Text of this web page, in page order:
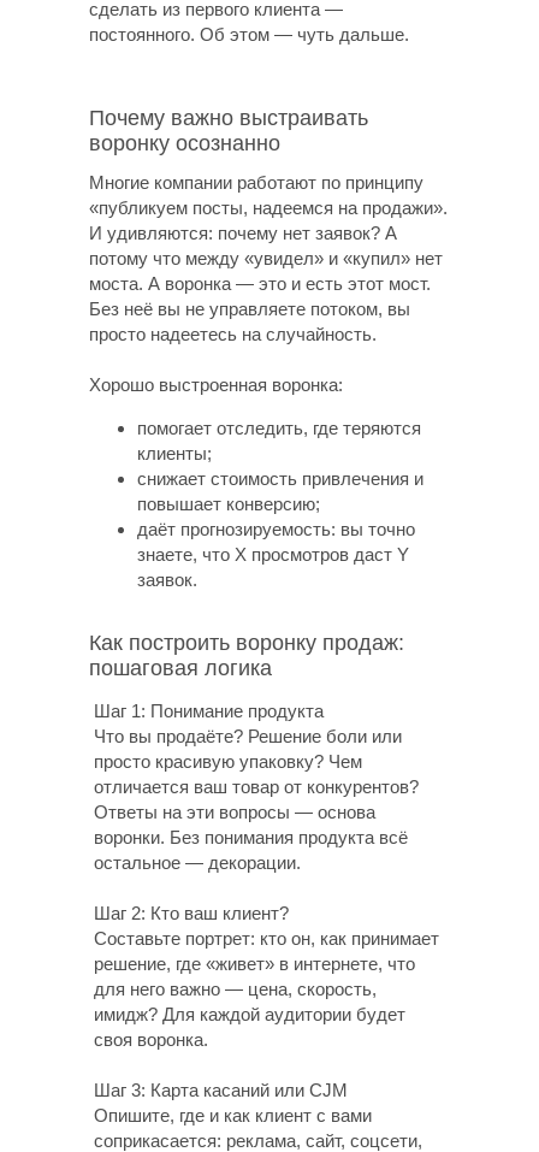
Многие компании работают по принципу
«публикуем посты, надеемся на продажи».
И удивляются: почему нет заявок? А
потому что между «увидел» и «купил» нет
моста. А воронка — это и есть этот мост.
Без неё вы не управляете потоком, вы
просто надеетесь на случайность.
Хорошо выстроенная воронка:
помогает отследить, где теряются
клиенты;
снижает стоимость привлечения и
повышает конверсию;
даёт прогнозируемость: вы точно
знаете, что X просмотров даст Y
заявок.
Шаг 1: Понимание продукта
Что вы продаёте? Решение боли или
просто красивую упаковку? Чем
отличается ваш товар от конкурентов?
Ответы на эти вопросы — основа
воронки. Без понимания продукта всё
остальное — декорации.
Шаг 2: Кто ваш клиент?
Составьте портрет: кто он, как принимает
решение, где «живет» в интернете, что
для него важно — цена, скорость,
имидж? Для каждой аудитории будет
своя воронка.
Шаг 3: Карта касаний или CJM
Опишите, где и как клиент с вами
соприкасается: реклама, сайт, соцсети,
сделать из первого клиента —
постоянного. Об этом — чуть дальше.
Почему важно выстраивать
воронку осознанно
Как построить воронку продаж:
пошаговая логика